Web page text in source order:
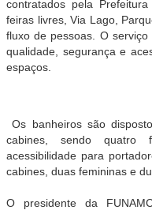
contratados pela
feiras livres, Via Lago,
fluxo de pessoas. O
qualidade, segurança e
espaços.
Os banheirossão
cabines, sendo quatro
acessibilidade para
cabines, duas femininas e
O presidente da